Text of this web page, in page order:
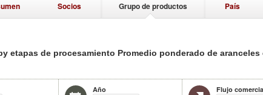
Socios Grupo de productos País
etapas de procesamiento Promedio ponderado de
Año
Flujo